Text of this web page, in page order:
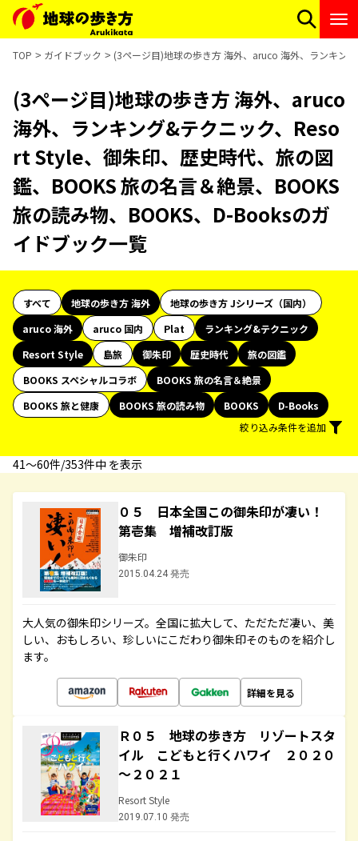
TOP ガイドブック (3ページ目)地球の歩き方 海外、aruco 海外、ランキン
(3ページ目)地球の歩き方 海外、aruco
海外、ランキング&テクニック、Reso
rt Style、御朱印、歴史時代、旅の図
鑑、BOOKS 旅の名言＆絶景、BOOKS
旅の読み物、BOOKS、D-Booksのガ
イドブック一覧
すべて 地球の歩き方 海外
地球の歩き方 Jシリーズ（国内）
aruco 海外
aruco 国内 Plat
ランキング&テクニック
Resort Style
島旅 御朱印 歴史時代
旅の図鑑
BOOKS スペシャルコラボ
BOOKS 旅の名言＆絶景
BOOKS 旅と健康
BOOKS 旅の読み物 BOOKS
D-Books
絞り込み条件を追加
41〜60件/353件中 を表示
０５ 日本全国この御朱印が凄い！
第壱集 増補改訂版
御朱印
2015.04.24 発売
大人気の御朱印シリーズ。全国に拡大して、ただただ凄い、美
しい、おもしろい、珍しいにこだわり御朱印そのものを紹介し
ます。
詳細を見る
Ｒ０５ 地球の歩き方 リゾートスタ
イル こどもと行くハワイ ２０２０
～２０２１
Resort Style
2019.07.10 発売